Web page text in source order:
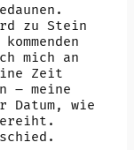
zu Stein
mich an
Zeit
– meine
wie